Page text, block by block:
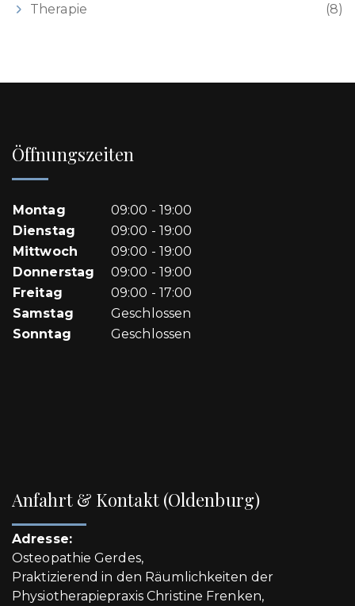
Therapie (8)
Öffnungszeiten
Montag
09:00 - 19:00
Dienstag
09:00 - 19:00
Mittwoch
09:00 - 19:00
Donnerstag
09:00 - 19:00
Freitag
09:00 - 17:00
Samstag
Geschlossen
Sonntag
Geschlossen
Anfahrt & Kontakt (Oldenburg)
Adresse:
Osteopathie Gerdes,
Praktizierend in den Räumlichkeiten der
Physiotherapiepraxis Christine Frenken,